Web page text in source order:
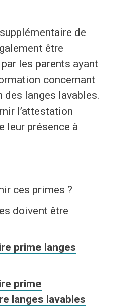
de
être
les parents ayant
concernant
langes lavables.
l’attestation
leur présence à
ces primes ?
doivent être
prime langes
prime
langes lavables